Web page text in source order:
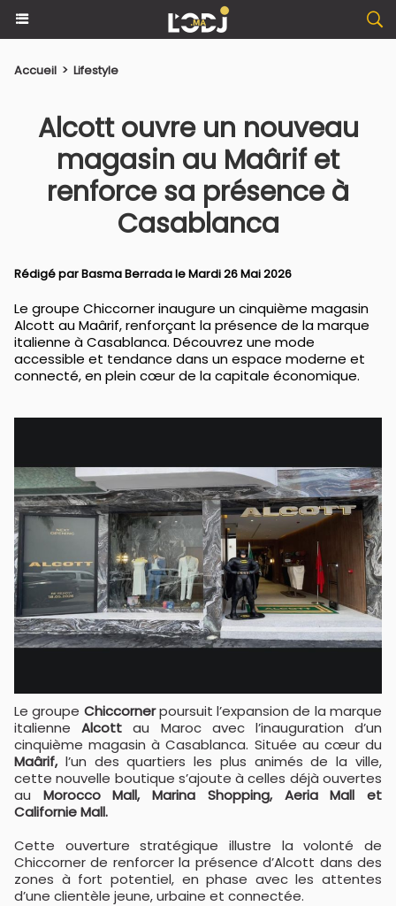
Accueil > Lifestyle
Alcott ouvre un nouveau
magasin au Maârif et
renforce sa présence à
Casablanca
Rédigé parBasma Berradale Mardi 26 Mai 2026
Le groupe Chiccorner inaugure un cinquième magasin
Alcott au Maârif, renforçant la présence de la marque
italienne à Casablanca. Découvrez une mode
accessible et tendance dans un espace moderne et
connecté, en plein cœur de la capitale économique.
Le groupe Chiccornerpoursuit l’expansion de la marque
italienneAlcott au Maroc avec l’inauguration d’un
cinquième magasin à Casablanca. Située au cœur du
Maârif,l’un des quartiers les plus animés de la ville,
cette nouvelle boutique s’ajoute à celles déjà ouvertes
au Morocco Mall, Marina Shopping, Aeria Mall et
Californie Mall.
Cette ouverture stratégique illustre la volonté de
Chiccorner de renforcer la présence d’Alcott dans des
zones à fort potentiel, en phase avec les attentes
d’une clientèle jeune, urbaine et connectée.